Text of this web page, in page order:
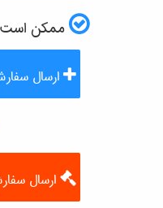
ممکن است
ارسال
ارسال